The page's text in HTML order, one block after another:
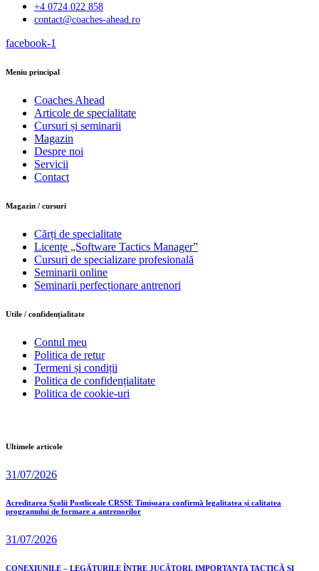
+4 0724 022 858
contact@coaches-ahead.ro
facebook-1
Meniu principal
Coaches Ahead
Articole de specialitate
Cursuri și seminarii
Magazin
Despre noi
Servicii
Contact
Magazin / cursuri
Cărți de specialitate
Licențe „Software Tactics Manager”
Cursuri de specializare profesională
Seminarii online
Seminarii perfecționare antrenori
Utile / confidențialitate
Contul meu
Politica de retur
Termeni și condiții
Politica de confidențialitate
Politica de cookie-uri
Ultimele articole
31/07/2026
Acreditarea Școlii Postliceale CRSSE Timișoara confirmă legalitatea și calitatea
programului de formare a antrenorilor
31/07/2026
CONEXIUNILE – LEGĂTURILE ÎNTRE JUCĂTORI, IMPORTANȚA TACTICĂ ȘI